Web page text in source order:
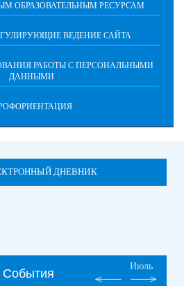
ОБРАЗОВАТЕЛЬНЫМ РЕСУРСАМ
ВЕДЕНИЕ САЙТА
РАБОТЫ С ПЕРСОНАЛЬНЫМИ
ДАННЫМИ
ДНЕВНИК
События
Июль